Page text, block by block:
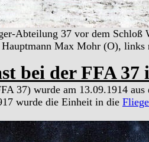
Abteilung 37 vor dem Schloß
Max Mohr (O), links
bei der FFA 37
37) wurde am 13.09.1914
wurde die Einheit in die